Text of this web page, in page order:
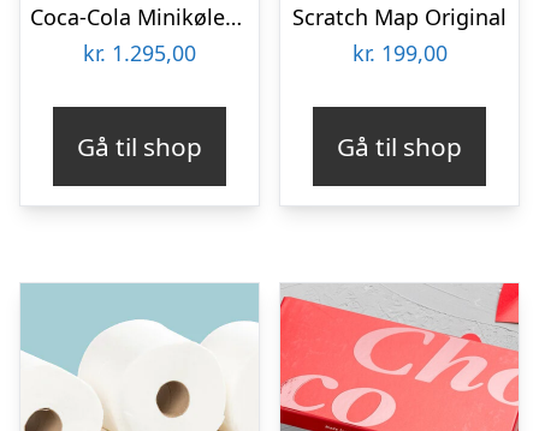
Coca-Cola Minikøleskab
kr. 1.295,00
Gå til shop
Scratch Map Original
kr. 199,00
Gå til shop